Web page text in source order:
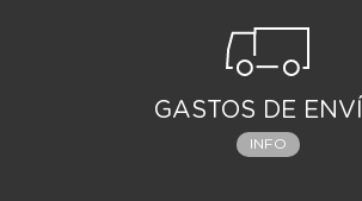
GASTOS DE
INFO